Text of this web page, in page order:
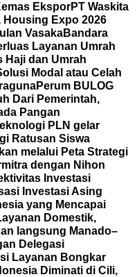
EksporPT Waskita
Housing Expo 2026
VasakaBandara
Layanan Umrah
Haji dan Umrah
Modal atau Celah
Perum BULOG
Dari Pemerintah,
Pangan
PLN gelar
Ratusan Siswa
melalui Peta Strategi
dengan Nihon
Investasi
Investasi Asing
yang Mencapai
Domestik,
langsung Manado–
Delegasi
Layanan Bongkar
Diminati di Cili,